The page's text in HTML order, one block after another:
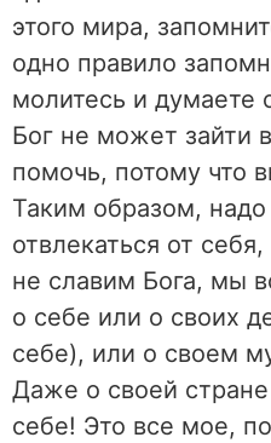
этого мира,
одно правило
молитесь и думаете
Бог не может зайти
помочь, потому что
Таким образом, надо
отвлекаться от
не славим Бога, мы
о себе или о своих
себе), или о своем
Даже о своей
себе! Это все мое,